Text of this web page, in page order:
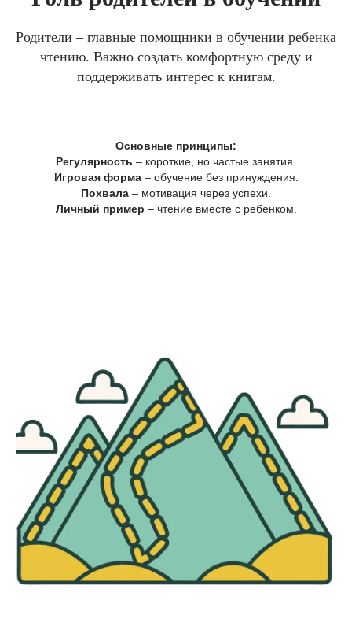
Родители – главные помощники в обучении ребенка
чтению. Важно создать комфортную среду и
поддерживать интерес к книгам.
Основные принципы:
Регулярность – короткие, но частые занятия.
Игровая форма– обучение без принуждения.
Похвала – мотивация через успехи.
Личный пример – чтение вместе с ребенком.